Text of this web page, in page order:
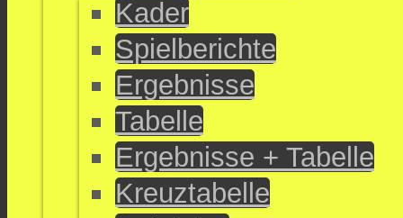
Kader
Spielberichte
Ergebnisse
Tabelle
Ergebnisse + Tabelle
Kreuztabelle